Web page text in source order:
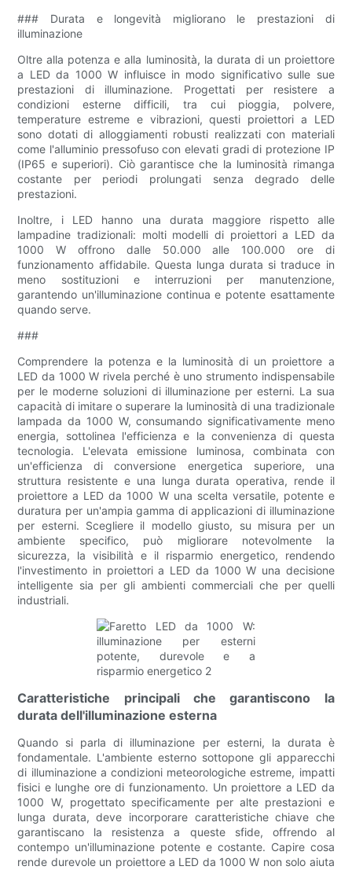
### Durata e longevità migliorano le prestazioni di
illuminazione
Oltre alla potenza e alla luminosità, la durata di un proiettore
a LED da 1000 W influisce in modo significativo sulle sue
prestazioni di illuminazione. Progettati per resistere a
condizioni esterne difficili, tra cui pioggia, polvere,
temperature estreme e vibrazioni, questi proiettori a LED
sono dotati di alloggiamenti robusti realizzati con materiali
come l'alluminio pressofuso con elevati gradi di protezione IP
(IP65 e superiori). Ciò garantisce che la luminosità rimanga
costante per periodi prolungati senza degrado delle
prestazioni.
Inoltre, i LED hanno una durata maggiore rispetto alle
lampadine tradizionali: molti modelli di proiettori a LED da
1000 W offrono dalle 50.000 alle 100.000 ore di
funzionamento affidabile. Questa lunga durata si traduce in
meno sostituzioni e interruzioni per manutenzione,
garantendo un'illuminazione continua e potente esattamente
quando serve.
###
Comprendere la potenza e la luminosità di un proiettore a
LED da 1000 W rivela perché è uno strumento indispensabile
per le moderne soluzioni di illuminazione per esterni. La sua
capacità di imitare o superare la luminosità di una tradizionale
lampada da 1000 W, consumando significativamente meno
energia, sottolinea l'efficienza e la convenienza di questa
tecnologia. L'elevata emissione luminosa, combinata con
un'efficienza di conversione energetica superiore, una
struttura resistente e una lunga durata operativa, rende il
proiettore a LED da 1000 W una scelta versatile, potente e
duratura per un'ampia gamma di applicazioni di illuminazione
per esterni. Scegliere il modello giusto, su misura per un
ambiente specifico, può migliorare notevolmente la
sicurezza, la visibilità e il risparmio energetico, rendendo
l'investimento in proiettori a LED da 1000 W una decisione
intelligente sia per gli ambienti commerciali che per quelli
industriali.
Caratteristiche principali che garantiscono la
durata dell'illuminazione esterna
Quando si parla di illuminazione per esterni, la durata è
fondamentale. L'ambiente esterno sottopone gli apparecchi
di illuminazione a condizioni meteorologiche estreme, impatti
fisici e lunghe ore di funzionamento. Un proiettore a LED da
1000 W, progettato specificamente per alte prestazioni e
lunga durata, deve incorporare caratteristiche chiave che
garantiscano la resistenza a queste sfide, offrendo al
contempo un'illuminazione potente e costante. Capire cosa
rende durevole un proiettore a LED da 1000 W non solo aiuta